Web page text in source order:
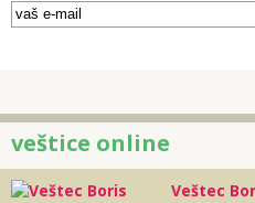
veštice online
Veštec